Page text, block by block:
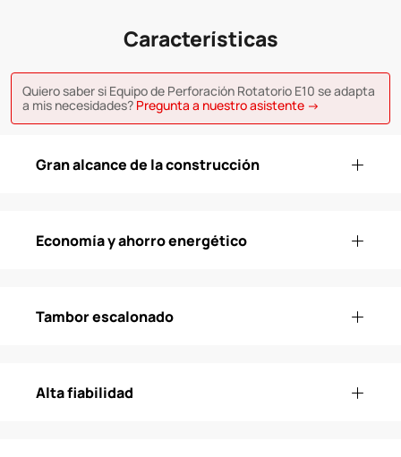
Características
Quiero saber si Equipo de Perforación Rotatorio E10 se adapta
a mis necesidades?Pregunta a nuestro asistente →
Gran alcance de la construcción
Economía y ahorro energético
Tambor escalonado
Alta fiabilidad